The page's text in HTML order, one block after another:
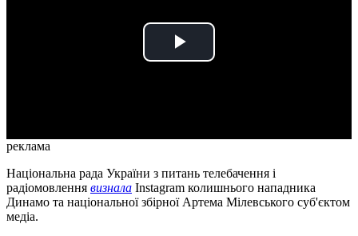
Play
реклама
Національна рада України з питань телебачення і
радіомовлення визнала Instagram колишнього нападника
Динамо та національної збірної Артема Мілевського суб'єктом
медіа.